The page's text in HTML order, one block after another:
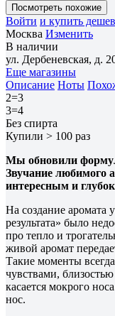
Посмотреть похожие
Войти и купить
Москва Изменить
В наличии
ул. Дербеневская, д.
Еще магазины
Описание Ноты
2=3
3=4
Без спирта
Купили > 100 раз
Мы обновили
Звучание любимого
интересным и
На создание аромата
результата» было
про тепло и
живой аромат
Такие моменты
чувствами,
касается мокрого
нос.